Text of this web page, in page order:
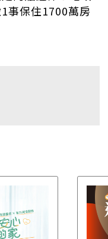
事保住1700萬房